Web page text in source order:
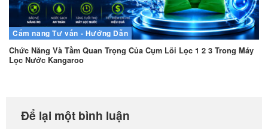
Cẩm nang Tư vấn - Hướng Dẫn
Chức Năng Và Tầm Quan Trọng Của Cụm Lõi Lọc 1 2 3 Trong Máy
Lọc Nước Kangaroo
Để lại một bình luận